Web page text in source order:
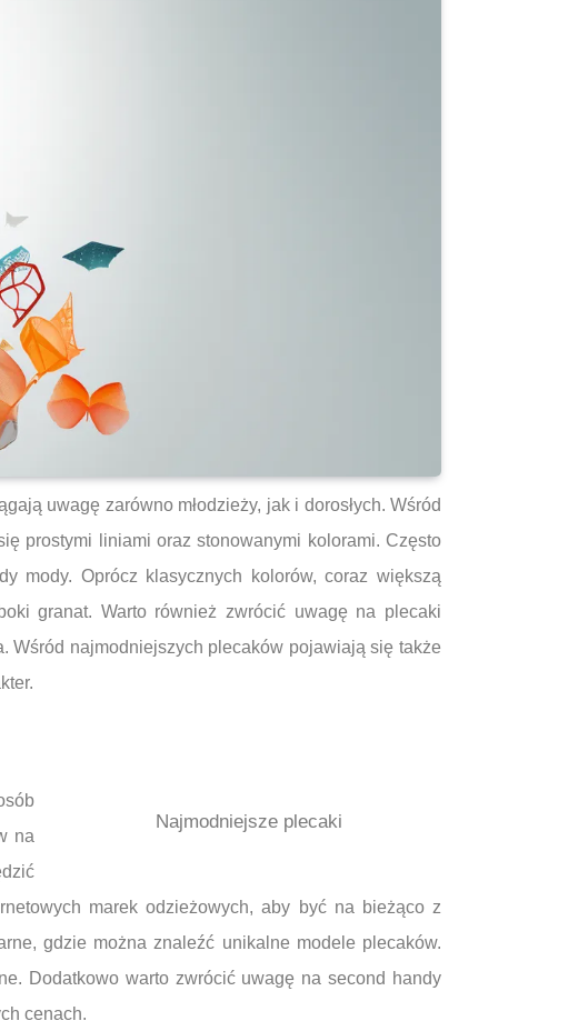
uwagę zarówno młodzieży, jak i dorosłych. Wśród
prostymi liniami oraz stonowanymi kolorami. Często
mody. Oprócz klasycznych kolorów, coraz większą
granat. Warto również zwrócić uwagę na plecaki
Wśród najmodniejszych plecaków pojawiają się także
Najmodniejsze plecaki
na
marek odzieżowych, aby być na bieżąco z
gdzie można znaleźć unikalne modele plecaków.
Dodatkowo warto zwrócić uwagę na second handy
cenach.